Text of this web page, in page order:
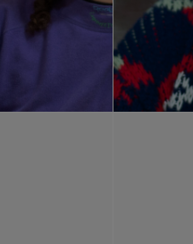
1975.He mostrado
(Utrecht), el Centro
de Bellas Artes
(Barcelona),
,Venceremos, con